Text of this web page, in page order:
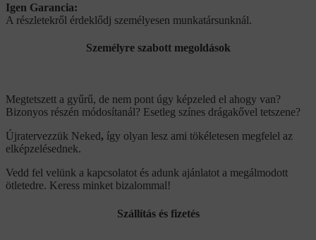
Igen Garancia:
A részletekről érdeklődj személyesen munkatársunknál.
Személyre szabott megoldások
Megtetszett a gyűrű, de nem pont úgy képzeled el ahogy van?
Bizonyos részén módosítanál? Esetleg színes drágakővel tetszene?
Újratervezzük Neked, így olyan lesz ami tökéletesen megfelel az
elképzelésednek.
Vedd fel velünk a kapcsolatot és adunk ajánlatot a megálmodott
ötletedre. Keress minket bizalommal!
Szállítás és fizetés